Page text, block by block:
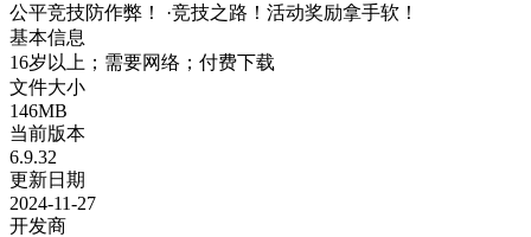
公平竞技防作弊！ ·竞技之路！活动奖励拿手软！
基本信息
16岁以上；需要网络；付费下载
文件大小
146MB
当前版本
6.9.32
更新日期
2024-11-27
开发商